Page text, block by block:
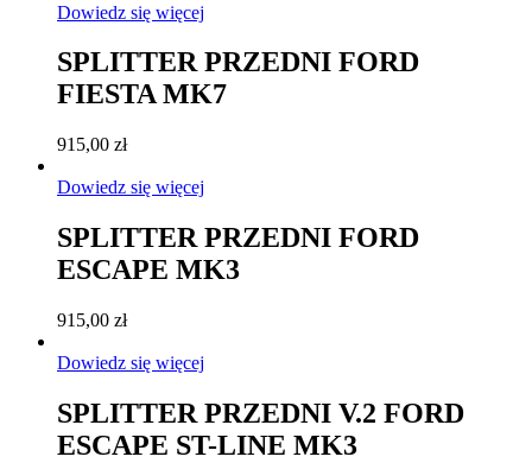
Dowiedz się więcej
SPLITTER PRZEDNI FORD
FIESTA MK7
915,00 zł
Dowiedz się więcej
SPLITTER PRZEDNI FORD
ESCAPE MK3
915,00 zł
Dowiedz się więcej
SPLITTER PRZEDNI V.2 FORD
ESCAPE ST-LINE MK3